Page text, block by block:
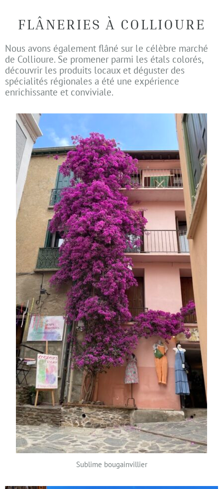
FLÂNERIES À COLLIOURE
Nous avons également flâné sur le célèbre marché
de Collioure. Se promener parmi les étals colorés,
découvrir les produits locaux et déguster des
spécialités régionales a été une expérience
enrichissante et conviviale.
Sublime bougainvillier